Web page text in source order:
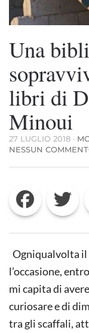
Una
libri di
Minoui
27 LUGLIO 2018 ·
NESSUN
Facebook
Ogniqualvolta il
l’occasione,
mi capita di
curiosare e di
tra gli scaffali,